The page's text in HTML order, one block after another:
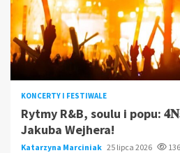
KONCERTY I FESTIWALE
Rytmy R&B, soulu i popu:
Jakuba Wejhera!
Katarzyna Marciniak 25 lipca 2026 136